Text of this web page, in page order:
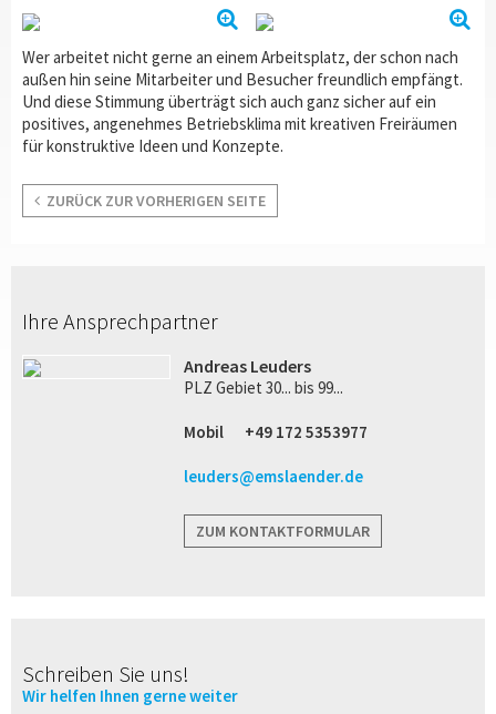
Wer arbeitet nicht gerne an einem Arbeitsplatz, der schon nach
außen hin seine Mitarbeiter und Besucher freundlich empfängt.
Und diese Stimmung überträgt sich auch ganz sicher auf ein
positives, angenehmes Betriebsklima mit kreativen Freiräumen
für konstruktive Ideen und Konzepte.
ZURÜCK ZUR VORHERIGEN SEITE
Ihre Ansprechpartner
Andreas Leuders
PLZ Gebiet 30... bis 99...
Mobil +49 172 5353977
leuders@emslaender.de
ZUM KONTAKTFORMULAR
Schreiben Sie uns!
Wir helfen Ihnen gerne weiter